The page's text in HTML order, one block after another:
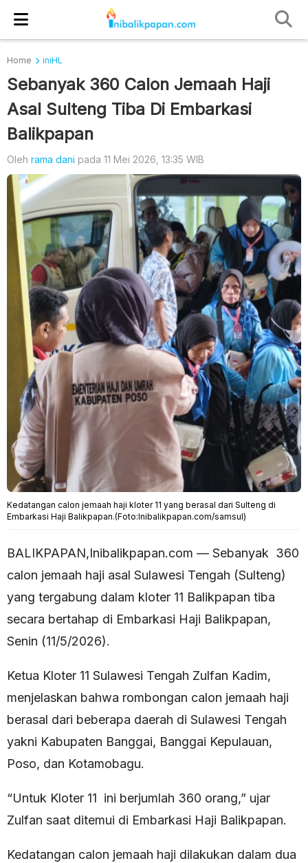
Home iniHL
Sebanyak 360 Calon Jemaah Haji
Asal Sulteng Tiba Di Embarkasi
Balikpapan
Oleh rama dani pada 11 Mei 2026, 13:35 WIB
Kedatangan calon jemaah haji kloter 11 yang berasal dari Sulteng di
Embarkasi Haji Balikpapan.(Foto:Inibalikpapan.com/samsul)
BALIKPAPAN,Inibalikpapan.com — Sebanyak 360
calon jemaah haji asal Sulawesi Tengah (Sulteng)
yang tergabung dalam kloter 11 Balikpapan tiba
secara bertahap di Embarkasi Haji Balikpapan,
Senin (11/5/2026).
Ketua Kloter 11 Sulawesi Tengah Zulfan Kadim,
menjelaskan bahwa rombongan calon jemaah haji
berasal dari beberapa daerah di Sulawesi Tengah
yakni Kabupaten Banggai, Banggai Kepulauan,
Poso, dan Kotamobagu.
“Untuk Kloter 11 ini berjumlah 360 orang,” ujar
Zulfan saat ditemui di Embarkasi Haji Balikpapan.
Kedatangan calon jemaah haji dilakukan dalam dua